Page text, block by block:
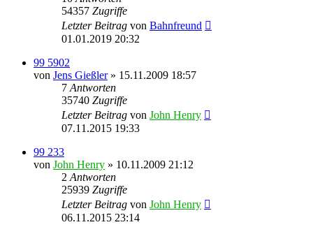
54357 Zugriffe
Letzter Beitrag von Bahnfreund
01.01.2019 20:32
99 5902
von Jens Gießler» 15.11.2009 18:57
7 Antworten
35740 Zugriffe
Letzter Beitrag von John Henry
07.11.2015 19:33
99 233
von John Henry » 10.11.2009 21:12
2 Antworten
25939 Zugriffe
Letzter Beitrag von John Henry
06.11.2015 23:14